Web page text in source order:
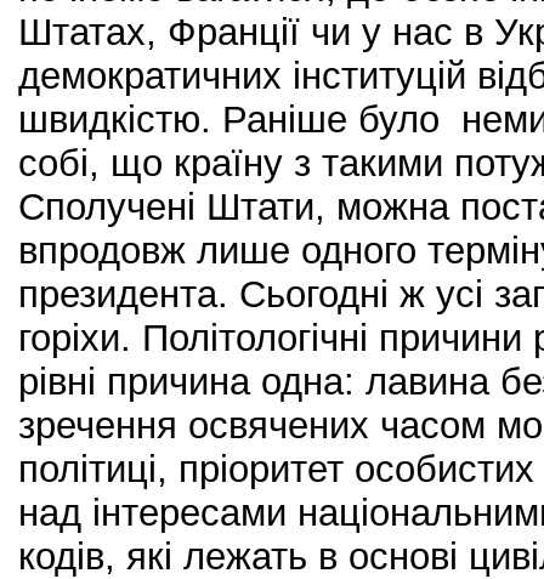
Штатах, Франції чи у нас в
демократичних інституцій
швидкістю. Раніше було
собі, що країну з такими
Сполучені Штати, можна
впродовж лише одного
президента. Сьогодні ж усі
горіхи. Політологічні
рівні причина одна: лавина
зречення освячених часом
політиці, пріоритет особистих
над інтересами
кодів, які лежать в основі